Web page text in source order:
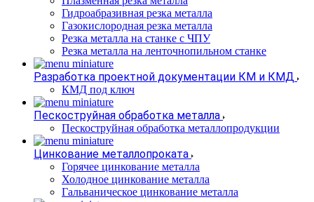
Гидроабразивная резка металла
Газокислородная резка металла
Резка металла на станке с ЧПУ
Резка металла на ленточнопильном станке
Разработка проектной документации КМ и КМД
КМД под ключ
Пескоструйная обработка металла
Пескоструйная обработка металлопродукции
Цинкование металлопроката
Горячее цинкование металла
Холодное цинкование металла
Гальваническое цинкование металла